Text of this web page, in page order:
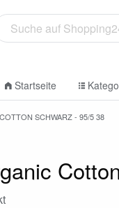
Startseite
SCHWARZ - 95/5 38